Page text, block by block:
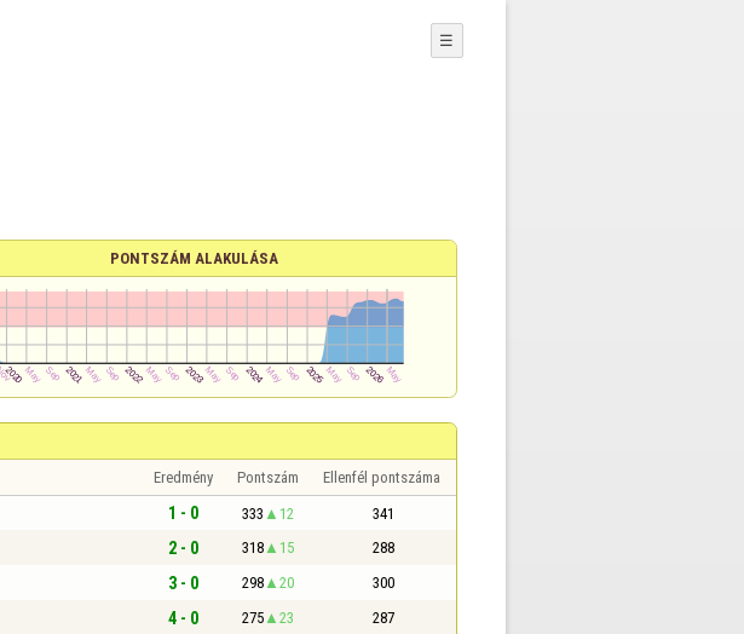
☰
PONTSZÁM ALAKULÁSA
Eredmény Pontszám Ellenfél pontszáma
1 - 0 333 12 341
2 - 0 318 15 288
3 - 0 298 20 300
4 - 0 275 23 287